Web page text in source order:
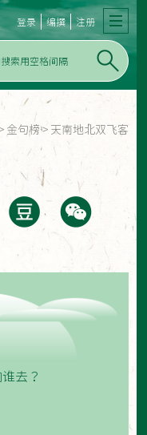
登录 编撰 注册
金句榜 > 天南地北双飞客
去？